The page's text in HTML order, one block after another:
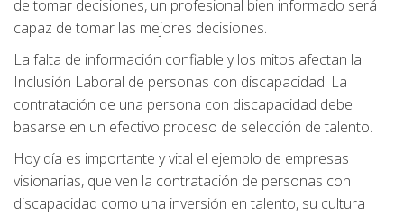
de tomar decisiones, un profesional bien informado será
capaz de tomar las mejores decisiones.
La falta de información confiable y los mitos afectan la
Inclusión Laboral de personas con discapacidad. La
contratación de una persona con discapacidad debe
basarse en un efectivo proceso de selección de talento.
Hoy día es importante y vital el ejemplo de empresas
visionarias, que ven la contratación de personas con
discapacidad como una inversión en talento, su cultura